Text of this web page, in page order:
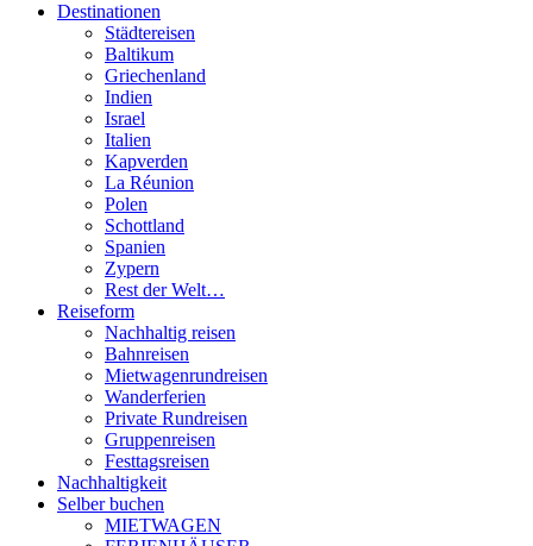
Destinationen
Städtereisen
Baltikum
Griechenland
Indien
Israel
Italien
Kapverden
La Réunion
Polen
Schottland
Spanien
Zypern
Rest der Welt…
Reiseform
Nachhaltig reisen
Bahnreisen
Mietwagenrundreisen
Wanderferien
Private Rundreisen
Gruppenreisen
Festtagsreisen
Nachhaltigkeit
Selber buchen
MIETWAGEN